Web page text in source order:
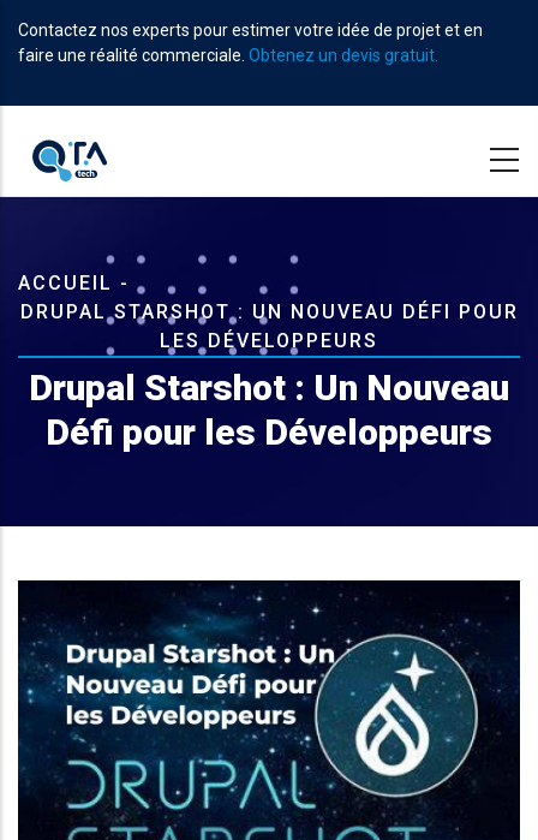
au
contenu
Contactez nos experts pour estimer votre idée de projet et en
faire une réalité commerciale. Obtenez un devis gratuit.
Fil
d'Ariane
ACCUEIL -
DRUPAL STARSHOT : UN NOUVEAU DÉFI POUR
LES DÉVELOPPEURS
Drupal Starshot : Un Nouveau
Défi pour les Développeurs